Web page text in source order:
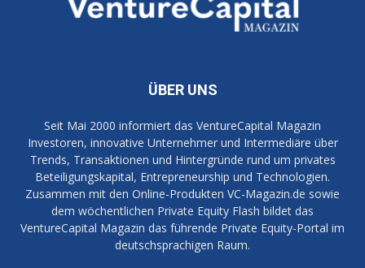
ÜBER UNS
Seit Mai 2000 informiert das VentureCapital Magazin
Investoren, innovative Unternehmer und Intermediäre über
Trends, Transaktionen und Hintergründe rund um privates
Beteiligungskapital, Entrepreneurship und Technologien.
Zusammen mit den Online-Produkten VC-Magazin.de sowie
dem wöchentlichen Private Equity Flash bildet das
VentureCapital Magazin das führende Private Equity-Portal im
deutschsprachigen Raum.